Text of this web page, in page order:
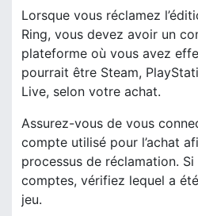
Lorsque vous réclamez
Ring, vous devez avoir un
plateforme où vous avez
pourrait être Steam,
Live, selon votre achat.
Assurez-vous de vous
compte utilisé pour l’achat
processus de réclamation.
comptes, vérifiez lequel a
jeu.